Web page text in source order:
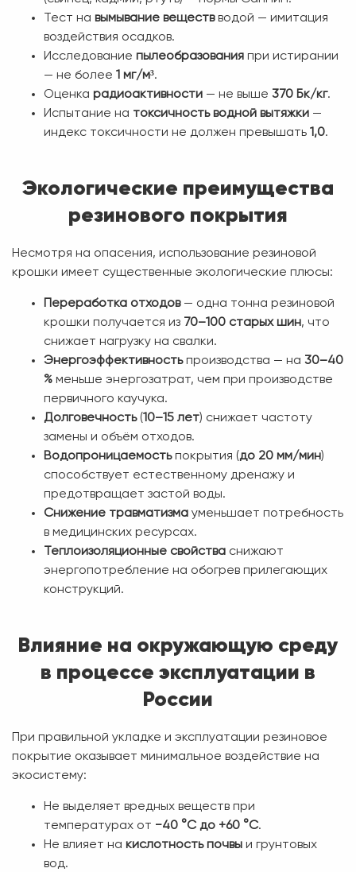
Тест на вымывание веществводой — имитация
воздействия осадков.
Исследование пылеобразования при истирании
— не более 1 мг/м³.
Оценка радиоактивности — не выше 370 Бк/кг.
Испытание на токсичность водной вытяжки —
индекс токсичности не должен превышать 1,0.
Экологические преимущества
резинового покрытия
Несмотря на опасения, использование резиновой
крошки имеет существенные экологические плюсы:
Переработка отходов— одна тонна резиновой
крошки получается из 70–100 старых шин, что
снижает нагрузку на свалки.
Энергоэффективностьпроизводства — на 30–40
% меньше энергозатрат, чем при производстве
первичного каучука.
Долговечность(10–15 лет) снижает частоту
замены и объём отходов.
Водопроницаемостьпокрытия (до 20 мм/мин)
способствует естественному дренажу и
предотвращает застой воды.
Снижение травматизма уменьшает потребность
в медицинских ресурсах.
Теплоизоляционные свойства снижают
энергопотребление на обогрев прилегающих
конструкций.
Влияние на окружающую среду
в процессе эксплуатации в
России
При правильной укладке и эксплуатации резиновое
покрытие оказывает минимальное воздействие на
экосистему:
Не выделяет вредных веществ при
температурах от −40 °C до +60 °C.
Не влияет на кислотность почвы и грунтовых
вод.